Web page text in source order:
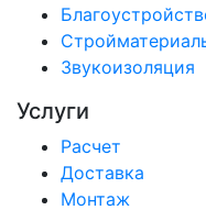
Звукоизоляция
Услуги
Расчет
Доставка
Монтаж